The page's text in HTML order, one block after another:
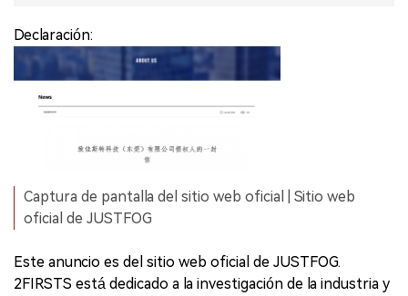
Declaración:
Captura de pantalla del sitio web oficial | Sitio web
oficial de JUSTFOG
Este anuncio es del sitio web oficial de JUSTFOG.
2FIRSTS está dedicado a la investigación de la industria y